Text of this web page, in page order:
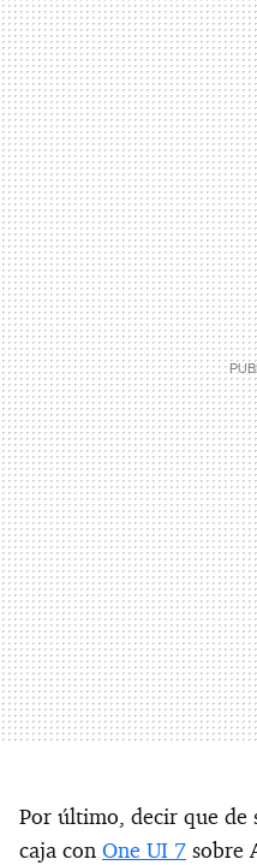
Por último, decir que de
caja con One UI 7 sobre